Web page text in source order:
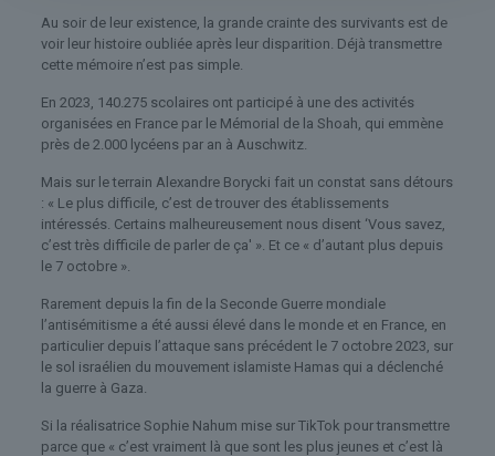
Au soir de leur existence, la grande crainte des survivants est de
voir leur histoire oubliée après leur disparition. Déjà transmettre
cette mémoire n’est pas simple.
En 2023, 140.275 scolaires ont participé à une des activités
organisées en France par le Mémorial de la Shoah, qui emmène
près de 2.000 lycéens par an à Auschwitz.
Mais sur le terrain Alexandre Borycki fait un constat sans détours
: « Le plus difficile, c’est de trouver des établissements
intéressés. Certains malheureusement nous disent ‘Vous savez,
c’est très difficile de parler de ça' ». Et ce « d’autant plus depuis
le 7 octobre ».
Rarement depuis la fin de la Seconde Guerre mondiale
l’antisémitisme a été aussi élevé dans le monde et en France, en
particulier depuis l’attaque sans précédent le 7 octobre 2023, sur
le sol israélien du mouvement islamiste Hamas qui a déclenché
la guerre à Gaza.
Si la réalisatrice Sophie Nahum mise sur TikTok pour transmettre
parce que « c’est vraiment là que sont les plus jeunes et c’est là